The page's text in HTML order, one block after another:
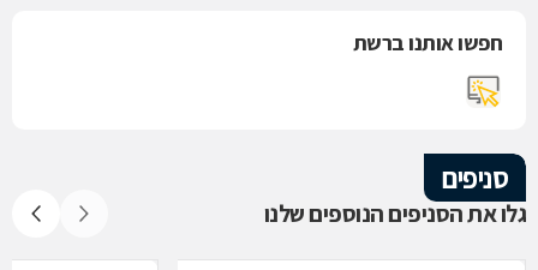
חפשו אותנו ברשת
סניפים
גלו את הסניפים הנוספים שלנו